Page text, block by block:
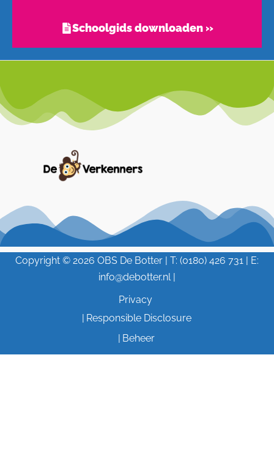
Schoolgids downloaden »
Copyright © 2026 OBS De Botter | T: (0180) 426 731 | E:
info@debotter.nl|
Privacy
Responsible Disclosure
Beheer